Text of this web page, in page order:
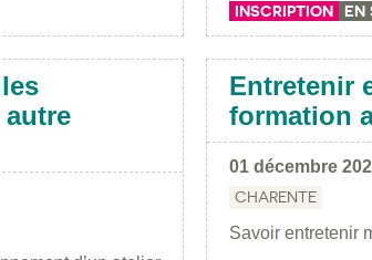
INSCRIPTION EN
autre
Entretenir
formation
01 décembre
CHARENTE
Savoir entretenir